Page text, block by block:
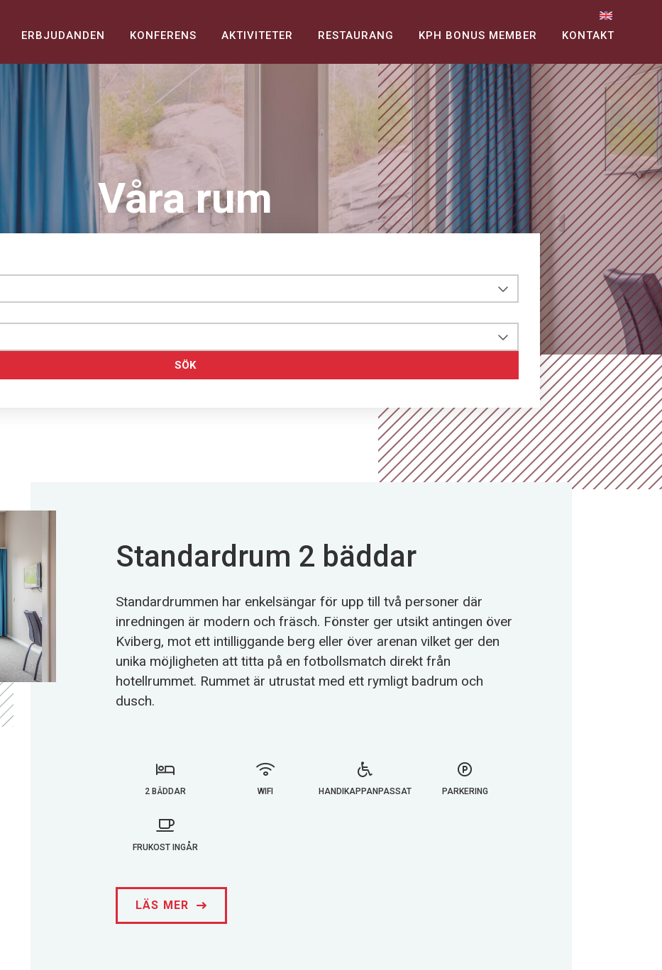
ERBJUDANDEN KONFERENS AKTIVITETER RESTAURANG KPH BONUS MEMBER KONTAKT
Våra rum
Standardrum 2 bäddar
Standardrummen har enkelsängar för upp till två personer där
inredningen är modern och fräsch. Fönster ger utsikt antingen över
Kviberg, mot ett intilliggande berg eller över arenan vilket ger den
unika möjligheten att titta på en fotbollsmatch direkt från
hotellrummet. Rummet är utrustat med ett rymligt badrum och
dusch.
2 BÄDDAR WIFI HANDIKAPPANPASSAT PARKERING
FRUKOST INGÅR
LÄS MER